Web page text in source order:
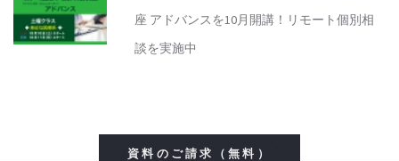
座 アドバンスを10月開講！リモート個別相
談を実施中
資料のご請求（無料）